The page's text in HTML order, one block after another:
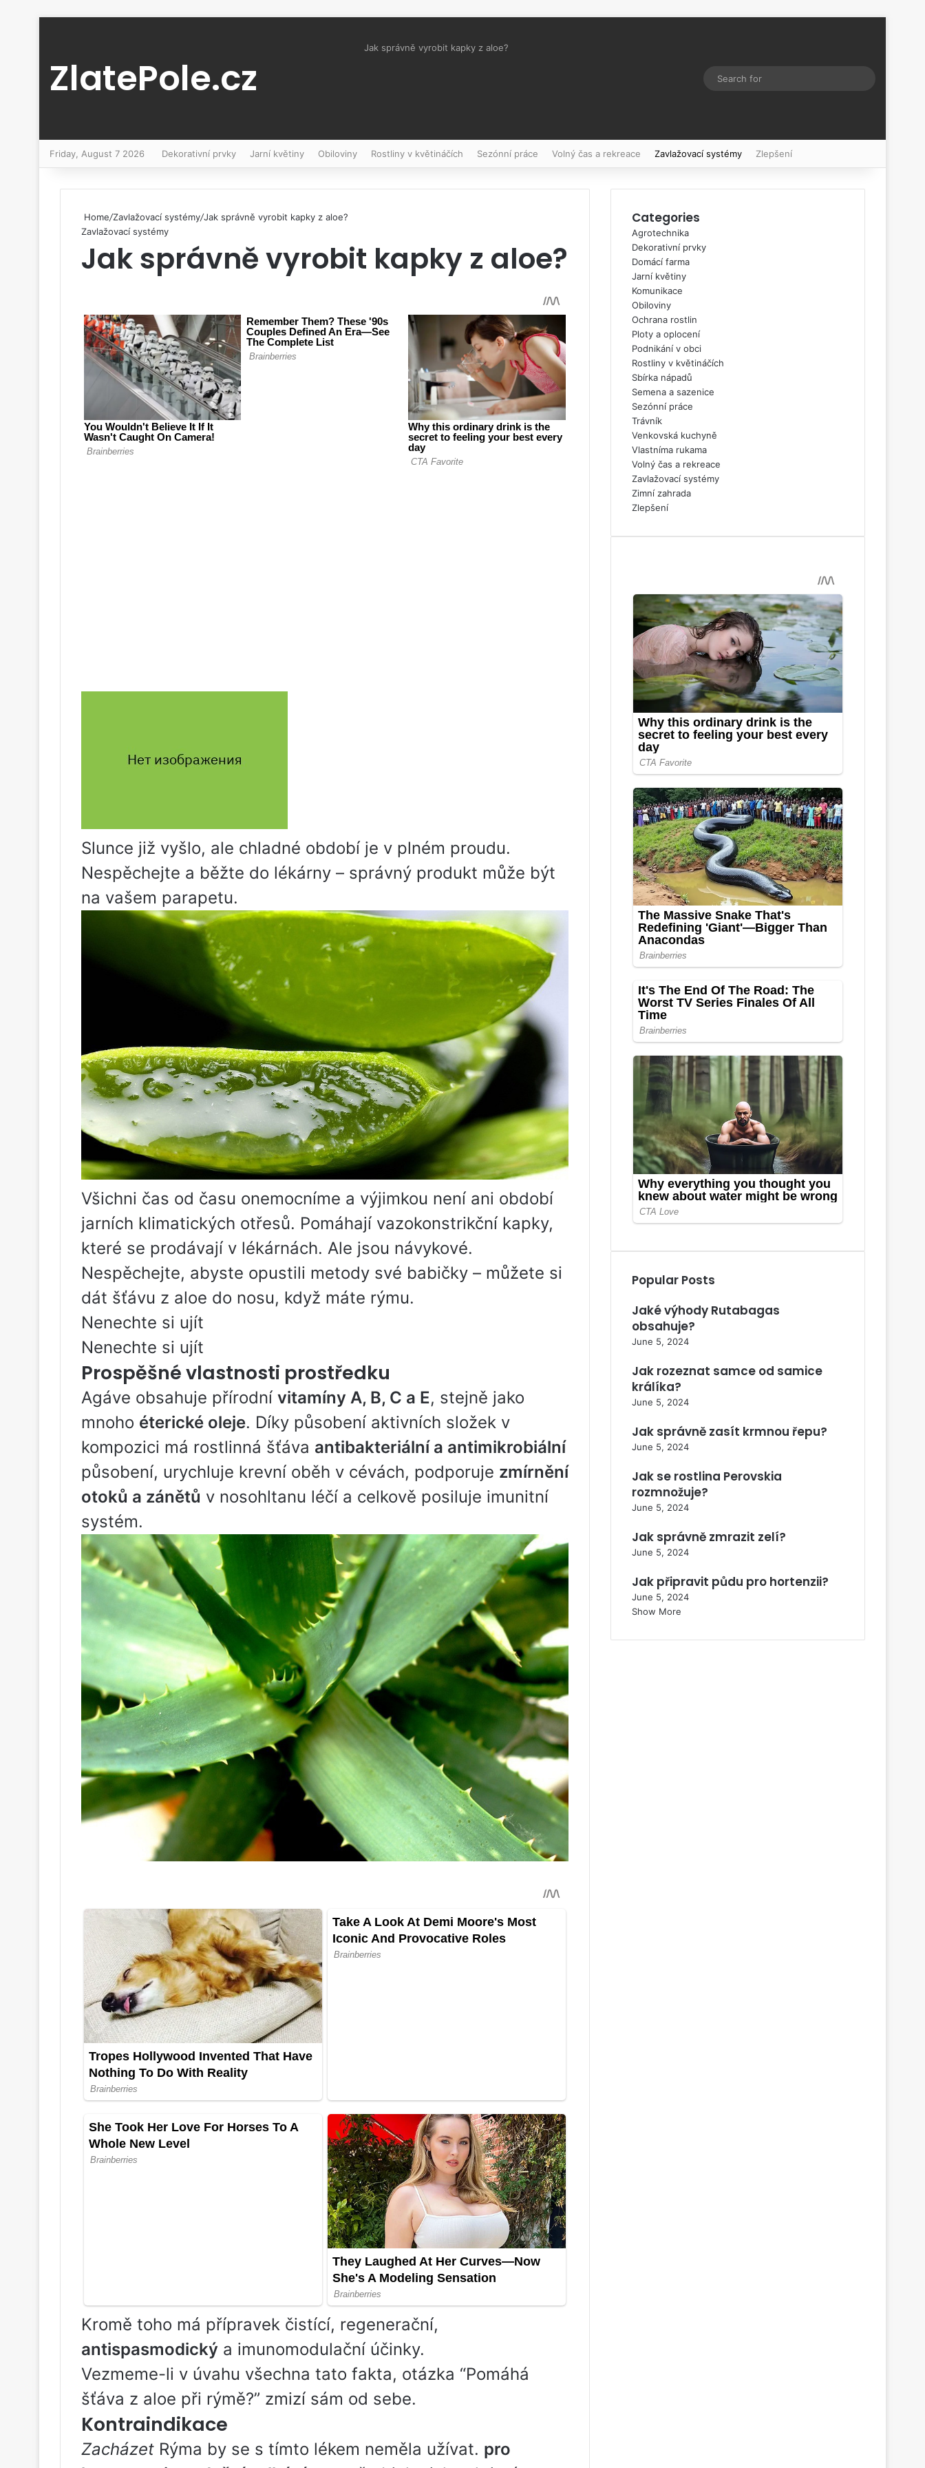
ZlatePole.cz
Jak správně vyrobit kapky z aloe?
Switch skin
Friday, August 7 2026 Dekorativní prvky Jarní květiny Obiloviny Rostliny v květináčích Sezónní práce Volný čas a rekreace Zavlažovací systémy Zlepšení
Home/Zavlažovací systémy/Jak správně vyrobit kapky z aloe?
Zavlažovací systémy
Jak správně vyrobit kapky z aloe?
Slunce již vyšlo, ale chladné období je v plném proudu.
Nespěchejte a běžte do lékárny – správný produkt může být
na vašem parapetu.
Všichni čas od času onemocníme a výjimkou není ani období
jarních klimatických otřesů. Pomáhají vazokonstrikční kapky,
které se prodávají v lékárnách. Ale jsou návykové.
Nespěchejte, abyste opustili metody své babičky – můžete si
dát šťávu z aloe do nosu, když máte rýmu.
Nenechte si ujít
Nenechte si ujít
Prospěšné vlastnosti prostředku
Agáve obsahuje přírodní vitamíny A, B, C a E, stejně jako
mnoho éterické oleje. Díky působení aktivních složek v
kompozici má rostlinná šťáva antibakteriální a antimikrobiální
působení, urychluje krevní oběh v cévách, podporuje zmírnění
otoků a zánětů v nosohltanu léčí a celkově posiluje imunitní
systém.
Kromě toho má přípravek čistící, regenerační,
antispasmodický a imunomodulační účinky.
Vezmeme-li v úvahu všechna tato fakta, otázka “Pomáhá
šťáva z aloe při rýmě?” zmizí sám od sebe.
Kontraindikace
Zacházet Rýma by se s tímto lékem neměla užívat. pro
Categories
Agrotechnika
Dekorativní prvky
Domácí farma
Jarní květiny
Komunikace
Obiloviny
Ochrana rostlin
Ploty a oplocení
Podnikání v obci
Rostliny v květináčích
Sbírka nápadů
Semena a sazenice
Sezónní práce
Trávník
Venkovská kuchyně
Vlastníma rukama
Volný čas a rekreace
Zavlažovací systémy
Zimní zahrada
Zlepšení
Popular Posts
Jaké výhody Rutabagas
obsahuje?
June 5, 2024
Jak rozeznat samce od samice
králíka?
June 5, 2024
Jak správně zasít krmnou řepu?
June 5, 2024
Jak se rostlina Perovskia
rozmnožuje?
June 5, 2024
Jak správně zmrazit zelí?
June 5, 2024
Jak připravit půdu pro hortenzii?
June 5, 2024
Show More